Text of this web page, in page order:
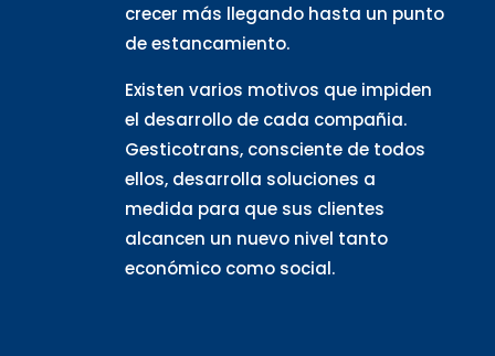
crecer más llegando hasta un punto
de estancamiento.
Existen varios motivos que impiden
el desarrollo de cada compañia.
Gesticotrans, consciente de todos
ellos, desarrolla soluciones a
medida para que sus clientes
alcancen un nuevo nivel tanto
económico como social.